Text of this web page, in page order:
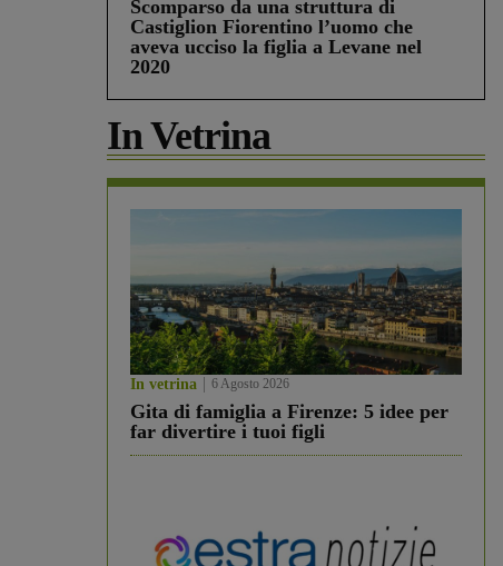
Scomparso da una struttura di
Castiglion Fiorentino l’uomo che
aveva ucciso la figlia a Levane nel
2020
In Vetrina
In vetrina 6 Agosto 2026
Gita di famiglia a Firenze: 5 idee per
far divertire i tuoi figli